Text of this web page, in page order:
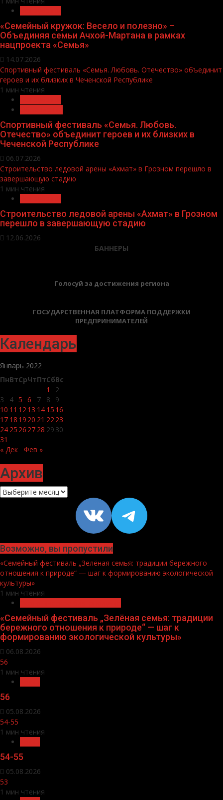
«Семейный кружок: Весело и полезно» –
Объединяя семьи Ачхой-Мартана в рамках
нацпроекта «Семья»
14.07.2026
Спортивный фестиваль «Семья. Любовь. Отечество» объединит
героев и их близких в Чеченской Республике
1 мин чтения
Спортивный фестиваль «Семья. Любовь.
Отечество» объединит героев и их близких в
Чеченской Республике
06.07.2026
Строительство ледовой арены «Ахмат» в Грозном перешло в
завершающую стадию
1 мин чтения
Строительство ледовой арены «Ахмат» в Грозном
перешло в завершающую стадию
12.06.2026
БАННЕРЫ
Голосуй за достижения региона
ГОСУДАРСТВЕННАЯ ПЛАТФОРМА ПОДДЕРЖКИ
ПРЕДПРИНИМАТЕЛЕЙ
Календарь
Январь 2022
ПнВтСрЧтПтСбВс
1
2
3
4 5 6 7 8
9
10 11 1213 14 15 16
17 18 19 20 21 2223
24 25 26 27 28 29 30
31
« Дек
Фев »
Архив
Архив
VK https://
Возможно, вы пропустили
«Семейный фестиваль „Зелёная семья: традиции бережного
отношения к природе“ — шаг к формированию экологической
культуры»
1 мин чтения
«Семейный фестиваль „Зелёная семья: традиции
бережного отношения к природе“ — шаг к
формированию экологической культуры»
06.08.2026
56
1 мин чтения
56
05.08.2026
54-55
1 мин чтения
54-55
05.08.2026
53
1 мин чтения